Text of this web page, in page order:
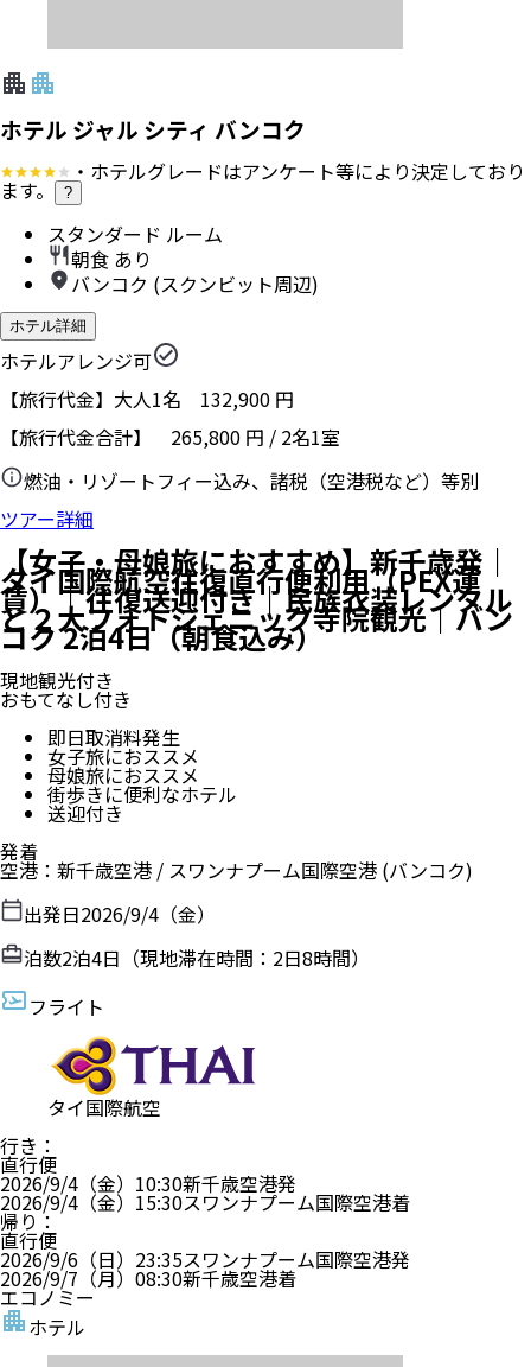
ホテル ジャル シティ バンコク
・ホテルグレードはアンケート等により決定しており
ます。 ?
スタンダード ルーム
朝食 あり
バンコク (スクンビット周辺)
ホテル詳細
ホテルアレンジ可
【旅行代金】大人1名 132,900 円
【旅行代金合計】 265,800 円 / 2名1室
燃油・リゾートフィー込み、諸税（空港税など）等別
ツアー詳細
【女子・母娘旅におすすめ】新千歳発｜
タイ国際航空往復直行便利用（PEX運
賃）｜往復送迎付き｜民族衣装レンタル
と２大フォトジェニック寺院観光｜バン
コク 2泊4日（朝食込み）
現地観光付き
おもてなし付き
即日取消料発生
女子旅におススメ
母娘旅におススメ
街歩きに便利なホテル
送迎付き
発着
空港 ： 新千歳空港 / スワンナプーム国際空港 (バンコク)
出発日2026/9/4（金）
泊数2泊4日（現地滞在時間： 2日8時間）
フライト
タイ国際航空
行き ：
直行便
2026/9/4（金） 10:30新千歳空港発
2026/9/4（金） 15:30スワンナプーム国際空港着
帰り ：
直行便
2026/9/6（日） 23:35スワンナプーム国際空港発
2026/9/7（月） 08:30新千歳空港着
エコノミー
ホテル